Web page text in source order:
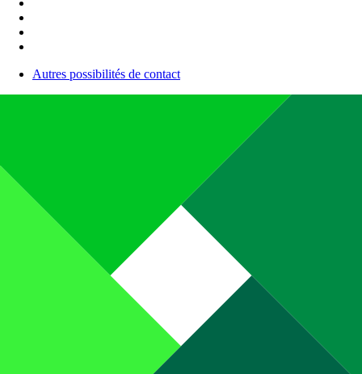
Autres possibilités de contact